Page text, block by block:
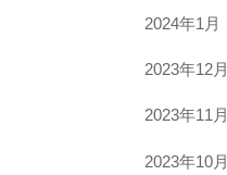
2024年1月
2023年12月
2023年11月
2023年10月